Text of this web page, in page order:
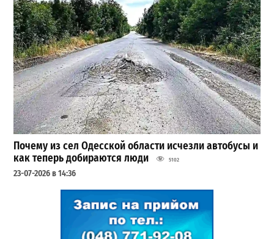
Почему из сел Одесской области исчезли автобусы и
как теперь добираются люди
5102
23-07-2026 в 14:36